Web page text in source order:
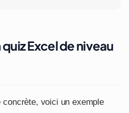
Excel de niveau
voici un exemple